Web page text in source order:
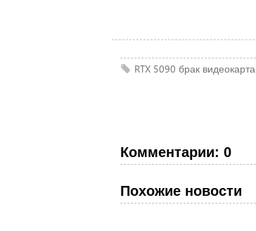
RTX 5090 брак видеокарта
Комментарии: 0
Похожие новости